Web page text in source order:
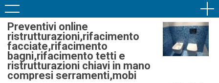
Preventivi online
ristrutturazioni,rifacimento
facciate,rifacimento
bagni,rifacimento tetti e
ristrutturazioni chiavi in mano
compresi serramenti,mobi